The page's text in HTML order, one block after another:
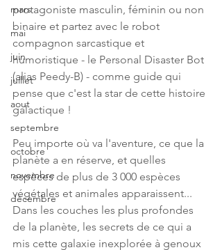
mars
mai
juin
juillet
aout
septembre
octobre
novembre
décembre
protagoniste masculin, féminin ou non
binaire et partez avec le robot
compagnon sarcastique et
humoristique - le Personal Disaster Bot
(alias Peedy-B) - comme guide qui
pense que c'est la star de cette histoire
galactique !
Peu importe où va l'aventure, ce que la
planète a en réserve, et quelles
espèces de plus de 3 000 espèces
végétales et animales apparaissent...
Dans les couches les plus profondes
de la planète, les secrets de ce qui a
mis cette galaxie inexplorée à genoux